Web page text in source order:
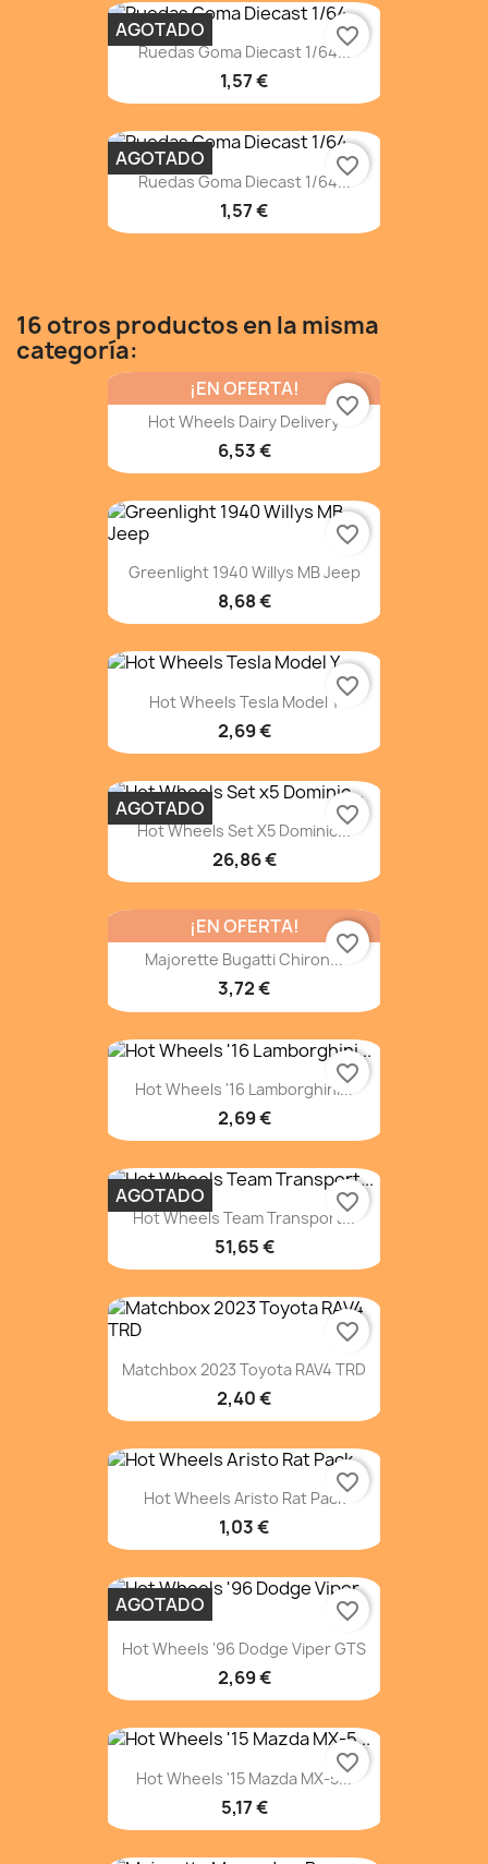
Ruedas Goma Diecast 1/64...
1,57 €
AGOTADO favorite_border
Ruedas Goma Diecast 1/64...
1,57 €
AGOTADO favorite_border
16 otros productos en la misma
categoría:
Hot Wheels Dairy Delivery
6,53 €
¡EN OFERTA!
favorite_border
Greenlight 1940 Willys MB Jeep
8,68 €
favorite_border
Hot Wheels Tesla Model Y
2,69 €
favorite_border
Hot Wheels Set X5 Dominic...
26,86 €
AGOTADO favorite_border
Majorette Bugatti Chiron...
3,72 €
¡EN OFERTA!
favorite_border
Hot Wheels '16 Lamborghini...
2,69 €
favorite_border
Hot Wheels Team Transport...
51,65 €
AGOTADO favorite_border
Matchbox 2023 Toyota RAV4 TRD
2,40 €
favorite_border
Hot Wheels Aristo Rat Pack
1,03 €
favorite_border
Hot Wheels '96 Dodge Viper GTS
2,69 €
AGOTADO favorite_border
Hot Wheels '15 Mazda MX-5...
5,17 €
favorite_border